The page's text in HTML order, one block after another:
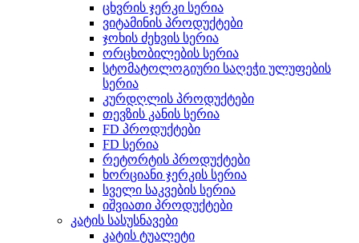
ცხვრის ჯერკი სერია
ვიტამინის პროდუქტები
ჯოხის ძეხვის სერია
ორცხობილების სერია
სტომატოლოგიური საღეჭი ულუფების
სერია
კურდღლის პროდუქტები
თევზის კანის სერია
FD პროდუქტები
FD სერია
რეტორტის პროდუქტები
ხორციანი ჯერკის სერია
სველი საკვების სერია
იშვიათი პროდუქტები
კატის სასუსნავები
კატის ტუალეტი